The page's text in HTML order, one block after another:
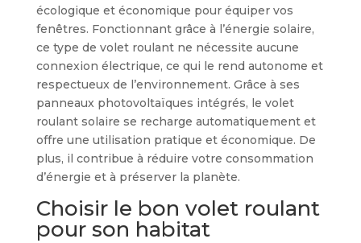
écologique et économique pour équiper vos
fenêtres. Fonctionnant grâce à l’énergie solaire,
ce type de volet roulant ne nécessite aucune
connexion électrique, ce qui le rend autonome et
respectueux de l’environnement. Grâce à ses
panneaux photovoltaïques intégrés, le volet
roulant solaire se recharge automatiquement et
offre une utilisation pratique et économique. De
plus, il contribue à réduire votre consommation
d’énergie et à préserver la planète.
Choisir le bon volet roulant
pour son habitat